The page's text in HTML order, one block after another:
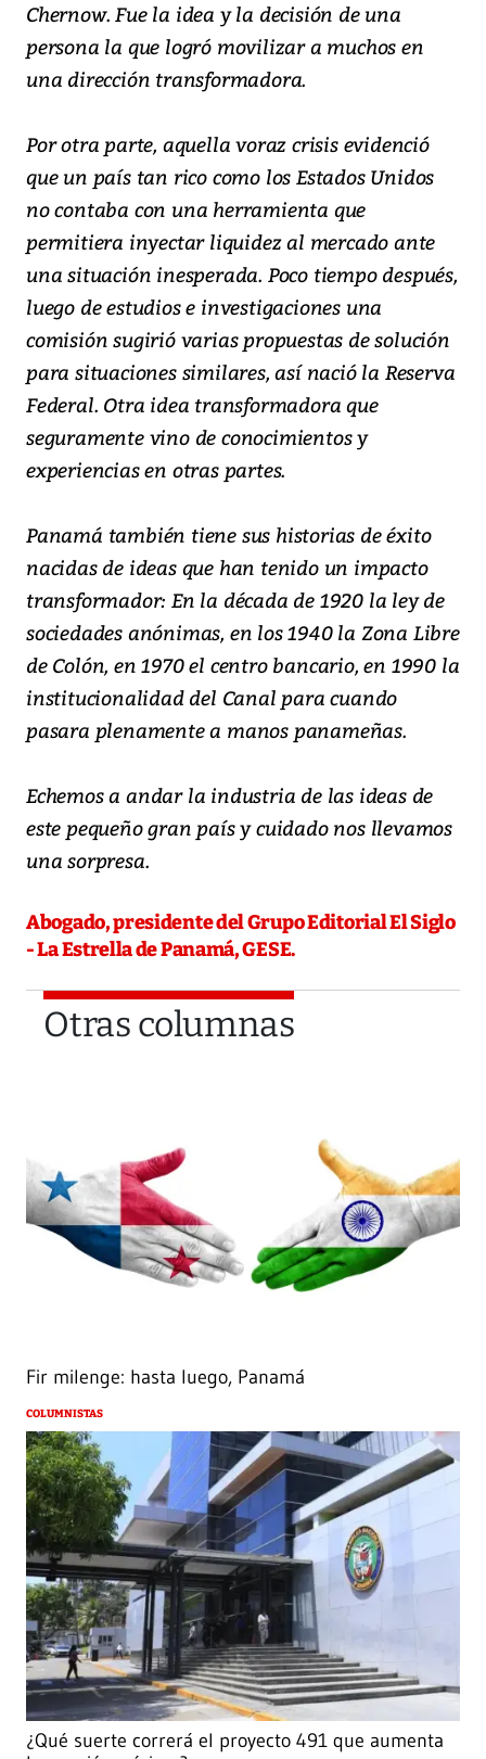
Chernow. Fue la idea y la decisión de una
persona la que logró movilizar a muchos en
una dirección transformadora.
Por otra parte, aquella voraz crisis evidenció
que un país tan rico como los Estados Unidos
no contaba con una herramienta que
permitiera inyectar liquidez al mercado ante
una situación inesperada. Poco tiempo después,
luego de estudios e investigaciones una
comisión sugirió varias propuestas de solución
para situaciones similares, así nació la Reserva
Federal. Otra idea transformadora que
seguramente vino de conocimientos y
experiencias en otras partes.
Panamá también tiene sus historias de éxito
nacidas de ideas que han tenido un impacto
transformador: En la década de 1920 la ley de
sociedades anónimas, en los 1940 la Zona Libre
de Colón, en 1970 el centro bancario, en 1990 la
institucionalidad del Canal para cuando
pasara plenamente a manos panameñas.
Echemos a andar la industria de las ideas de
este pequeño gran país y cuidado nos llevamos
una sorpresa.
Abogado, presidente del Grupo Editorial El Siglo
- La Estrella de Panamá, GESE.
Otras columnas
Fir milenge: hasta luego, Panamá
COLUMNISTAS
¿Qué suerte correrá el proyecto 491 que aumenta